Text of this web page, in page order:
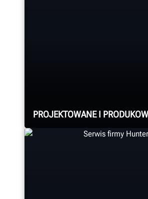
PROJEKTOWANE I